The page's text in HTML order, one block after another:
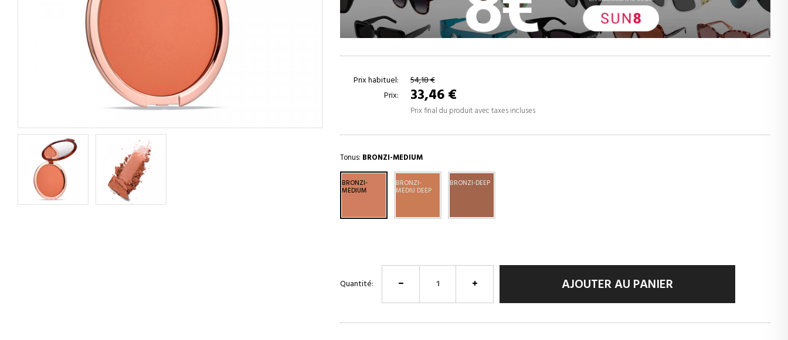
Prix habituel:
54,18 €
Prix:
33,46 €
Prix final du produit avec taxes incluses
Tonus: BRONZI-MEDIUM
BRONZI-
MEDIUM
BRONZI-
MEDIU DEEP
BRONZI-DEEP
Quantité: AJOUTER AU PANIER